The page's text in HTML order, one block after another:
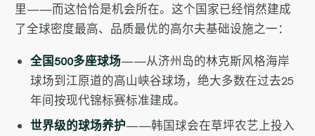
里——而这恰恰是机会所在。这个国家已经悄然建成
了全球密度最高、品质最优的高尔夫基础设施之一：
全国500多座球场——从济州岛的林克斯风格海岸
球场到江原道的高山峡谷球场，绝大多数在过去25
年间按现代锦标赛标准建成。
世界级的球场养护——韩国球会在草坪农艺上投入